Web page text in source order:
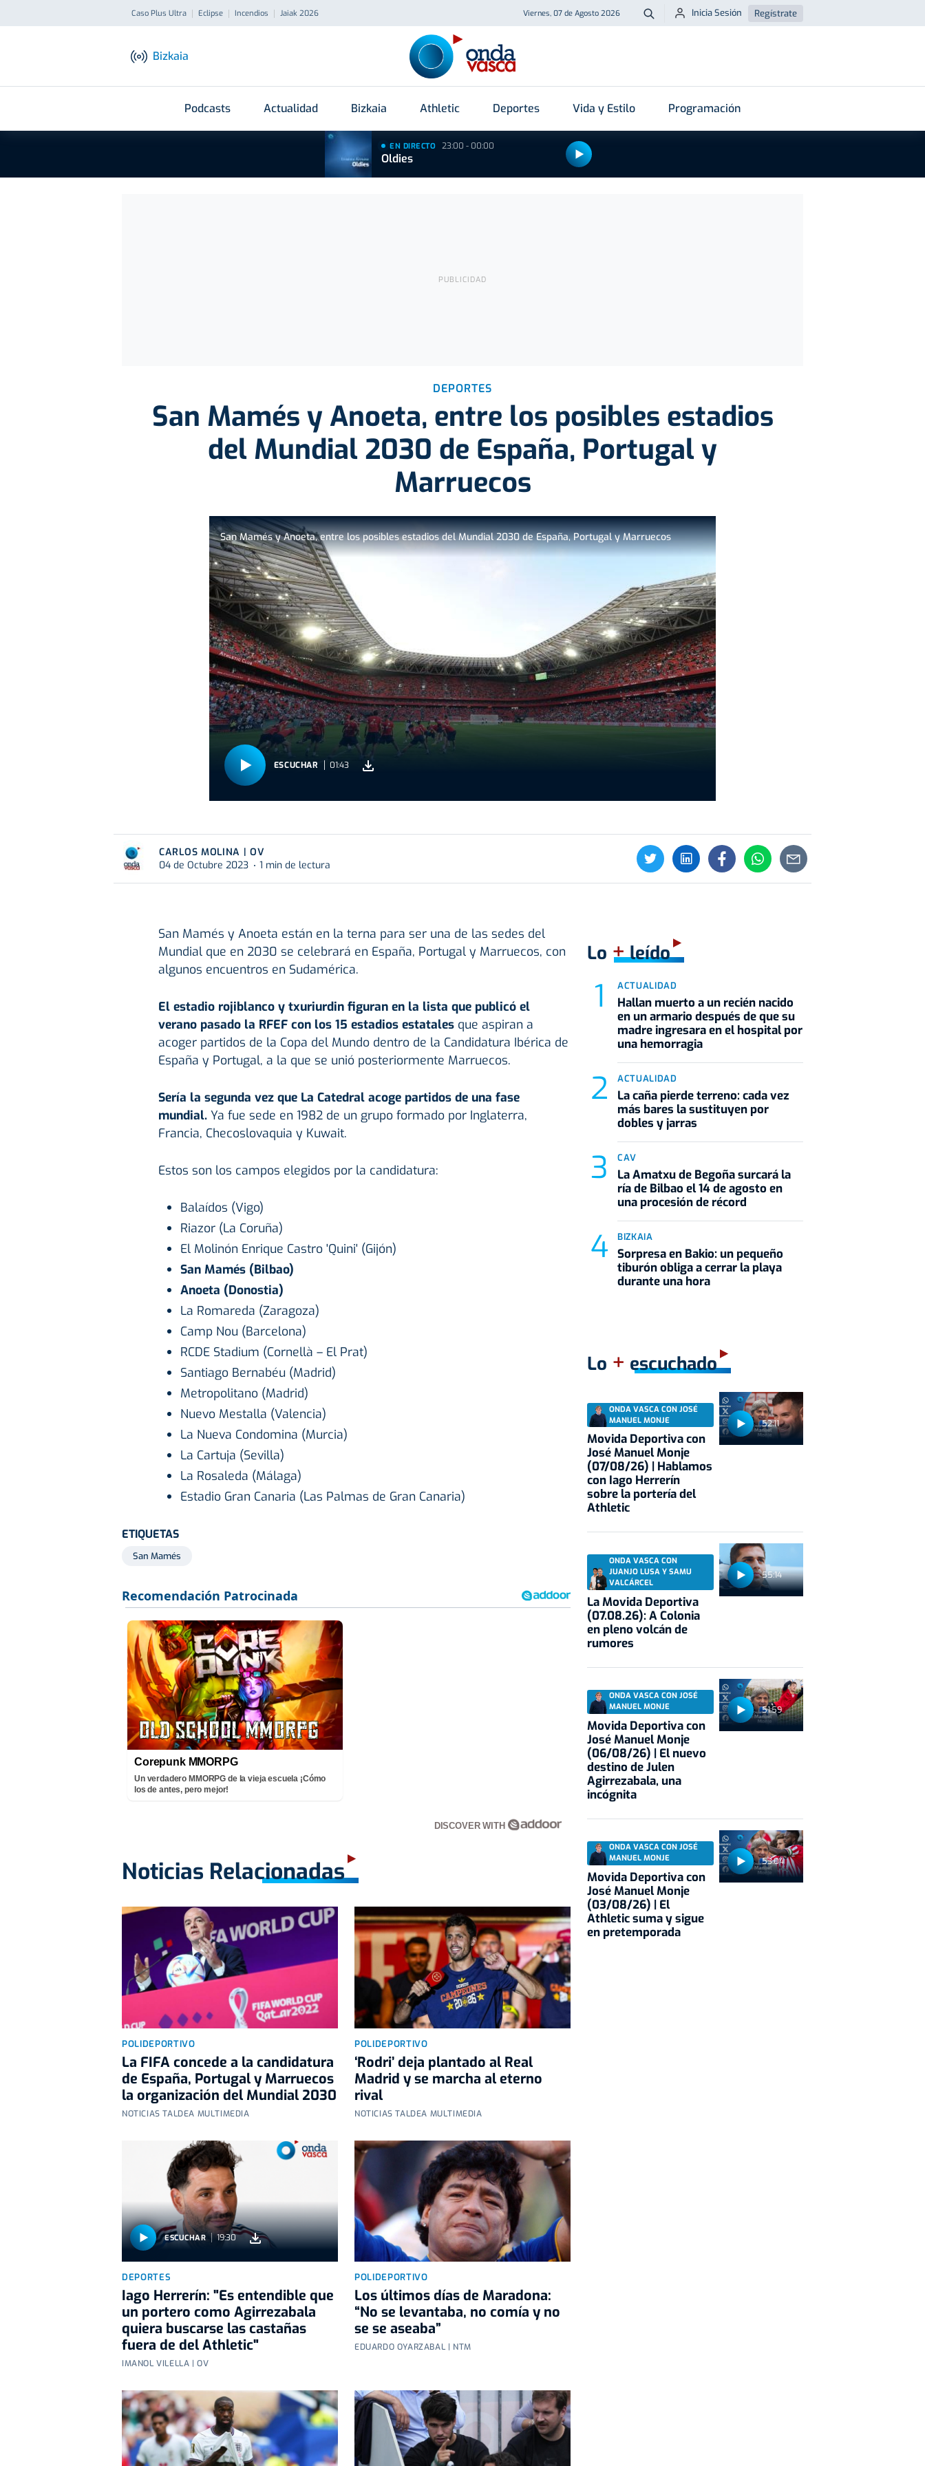
Caso Plus Ultra Eclipse Incendios Jaiak 2026 Viernes, 07 de Agosto 2026 Buscar
Inicia Sesión Regístrate
Bizkaia
Podcasts Actualidad Bizkaia Athletic Deportes Vida y Estilo Programación
EN DIRECTO 23:00 - 00:00
Oldies
DEPORTES
San Mamés y Anoeta, entre los posibles estadios
del Mundial 2030 de España, Portugal y
Marruecos
San Mamés y Anoeta, entre los posibles estadios del Mundial 2030 de España, Portugal y Marruecos
ESCUCHAR 01:43
CARLOS MOLINA | OV
04 de Octubre 2023
1 min de lectura
San Mamés y Anoeta están en la terna para ser una de las sedes del
Mundial que en 2030 se celebrará en España, Portugal y Marruecos, con
algunos encuentros en Sudamérica.
El estadio rojiblanco y txuriurdin figuran en la lista que publicó el
verano pasado la RFEF con los 15 estadios estatales que aspiran a
acoger partidos de la Copa del Mundo dentro de la Candidatura Ibérica de
España y Portugal, a la que se unió posteriormente Marruecos.
Sería la segunda vez que La Catedral acoge partidos de una fase
mundial. Ya fue sede en 1982 de un grupo formado por Inglaterra,
Francia, Checoslovaquia y Kuwait.
Estos son los campos elegidos por la candidatura:
Balaídos (Vigo)
Riazor (La Coruña)
El Molinón Enrique Castro 'Quini' (Gijón)
San Mamés (Bilbao)
Anoeta (Donostia)
La Romareda (Zaragoza)
Camp Nou (Barcelona)
RCDE Stadium (Cornellà – El Prat)
Santiago Bernabéu (Madrid)
Metropolitano (Madrid)
Nuevo Mestalla (Valencia)
La Nueva Condomina (Murcia)
La Cartuja (Sevilla)
La Rosaleda (Málaga)
Estadio Gran Canaria (Las Palmas de Gran Canaria)
ETIQUETAS
San Mamés
Corepunk MMORPG
Un verdadero MMORPG de la vieja escuela ¡Cómo
los de antes, pero mejor!
DISCOVER WITH
Noticias Relacionadas
POLIDEPORTIVO
La FIFA concede a la candidatura
de España, Portugal y Marruecos
la organización del Mundial 2030
NOTICIAS TALDEA MULTIMEDIA
POLIDEPORTIVO
‘Rodri’ deja plantado al Real
Madrid y se marcha al eterno
rival
NOTICIAS TALDEA MULTIMEDIA
ESCUCHAR 19:30
DEPORTES
Iago Herrerín: "Es entendible que
un portero como Agirrezabala
quiera buscarse las castañas
fuera de del Athletic"
IMANOL VILELLA | OV
POLIDEPORTIVO
Los últimos días de Maradona:
“No se levantaba, no comía y no
se se aseaba”
EDUARDO OYARZABAL | NTM
Lo +leído
ACTUALIDAD
Hallan muerto a un recién nacido
en un armario después de que su
madre ingresara en el hospital por
una hemorragia
ACTUALIDAD
La caña pierde terreno: cada vez
más bares la sustituyen por
dobles y jarras
CAV
La Amatxu de Begoña surcará la
ría de Bilbao el 14 de agosto en
una procesión de récord
BIZKAIA
Sorpresa en Bakio: un pequeño
tiburón obliga a cerrar la playa
durante una hora
Lo + escuchado
52:11
ONDA VASCA CON JOSÉ
MANUEL MONJE
Movida Deportiva con
José Manuel Monje
(07/08/26) | Hablamos
con Iago Herrerín
sobre la portería del
Athletic
55:14
ONDA VASCA CON
JUANJO LUSA Y SAMU
VALCÁRCEL
La Movida Deportiva
(07.08.26): A Colonia
en pleno volcán de
rumores
51:59
ONDA VASCA CON JOSÉ
MANUEL MONJE
Movida Deportiva con
José Manuel Monje
(06/08/26) | El nuevo
destino de Julen
Agirrezabala, una
incógnita
53:04
ONDA VASCA CON JOSÉ
MANUEL MONJE
Movida Deportiva con
José Manuel Monje
(03/08/26) | El
Athletic suma y sigue
en pretemporada